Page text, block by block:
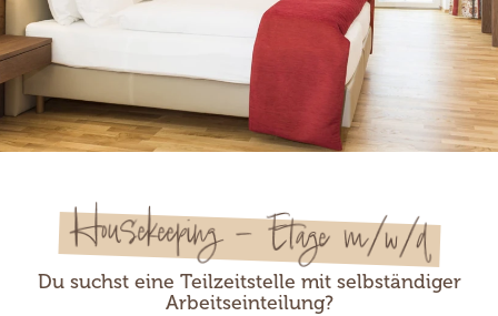
Housekeeping - Etage m/w/d
Du suchst eine Teilzeitstelle mit selbständiger
Arbeitseinteilung?